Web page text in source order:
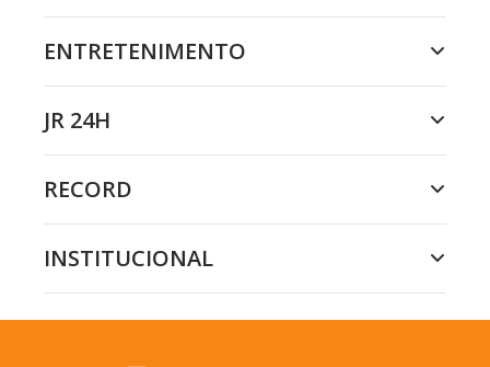
ENTRETENIMENTO
JR 24H
RECORD
INSTITUCIONAL